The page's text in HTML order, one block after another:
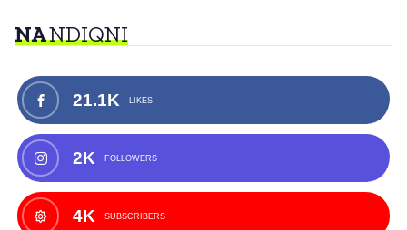
NANDIQNI
21.1K LIKES
2K FOLLOWERS
4K SUBSCRIBERS